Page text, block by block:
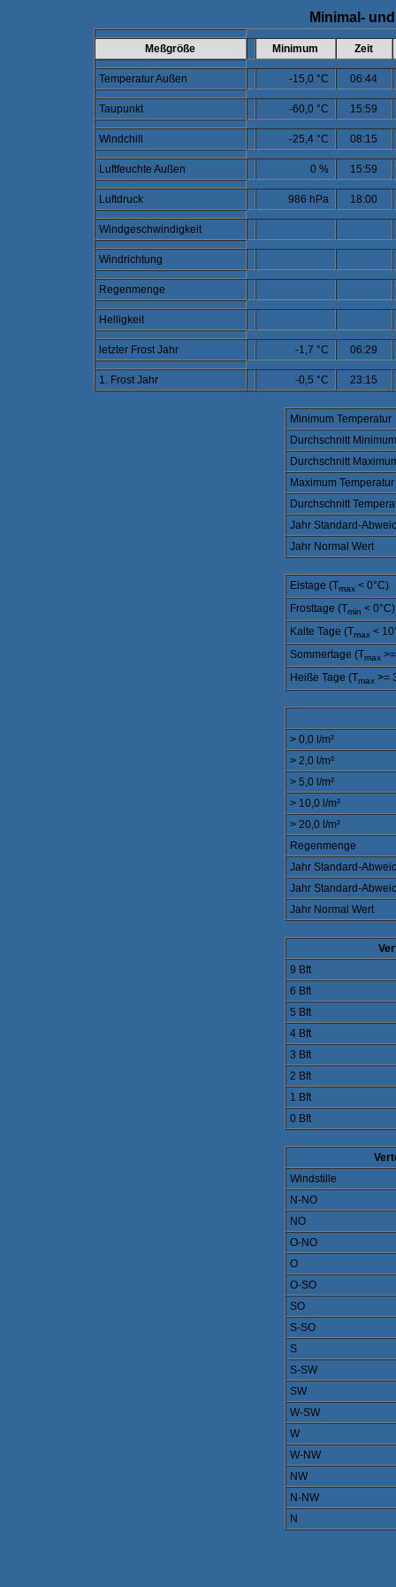
Minimal-
Meßgröße Minimum Zeit
Temperatur Außen -15,0 °C 06:44
Taupunkt -60,0 °C 15:59
Windchill -25,4 °C 08:15
Luftfeuchte Außen 0 % 15:59
Luftdruck 986 hPa 18:00
Windgeschwindigkeit
Windrichtung
Regenmenge
Helligkeit
letzter Frost Jahr -1,7 °C 06:29
1. Frost Jahr -0,5 °C 23:15
Minimum Temperatur
Durchschnitt
Durchschnitt
Maximum Temperatur
Durchschnitt
Jahr Standard-
Jahr Normal Wert
Eistage (Tmax< 0°C)
Frosttage (Tmin < 0°C)
Kalte Tage (Tmax<
Sommertage (Tmax>=
Heiße Tage (Tmax>=
> 0,0 l/m²
> 2,0 l/m²
> 5,0 l/m²
> 10,0 l/m²
> 20,0 l/m²
Regenmenge
Jahr Standard-
Jahr Standard-
Jahr Normal Wert
9 Bft
6 Bft
5 Bft
4 Bft
3 Bft
2 Bft
1 Bft
0 Bft
Windstille
N-NO
NO
O-NO
O
O-SO
SO
S-SO
S
S-SW
SW
W-SW
W
W-NW
NW
N-NW
N